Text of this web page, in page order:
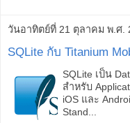
วันอาทิตย์ที่ 21 ตุลาคม พ.ศ.
SQLite กับ Titanium
SQLite เป็น
สำหรับ
iOS และ
Stand...